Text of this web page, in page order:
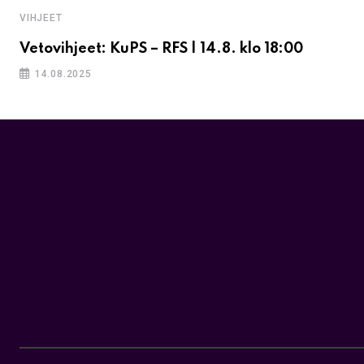
VIHJEET
Vetovihjeet: KuPS – RFS | 14.8. klo 18:00
14.08.2025